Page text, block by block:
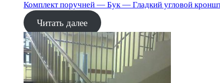
Комплект поручней — Бук — Гладкий угловой
Читать далее